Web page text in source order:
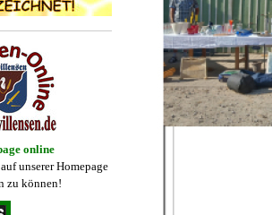
online
unserer Homepage
zu können!